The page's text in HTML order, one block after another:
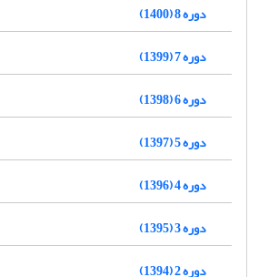
دوره 8 (1400)
دوره 7 (1399)
دوره 6 (1398)
دوره 5 (1397)
دوره 4 (1396)
دوره 3 (1395)
دوره 2 (1394)